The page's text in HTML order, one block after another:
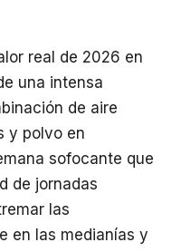
real de 2026 en
una intensa
de aire
y polvo en
sofocante que
de jornadas
las
en las medianías y